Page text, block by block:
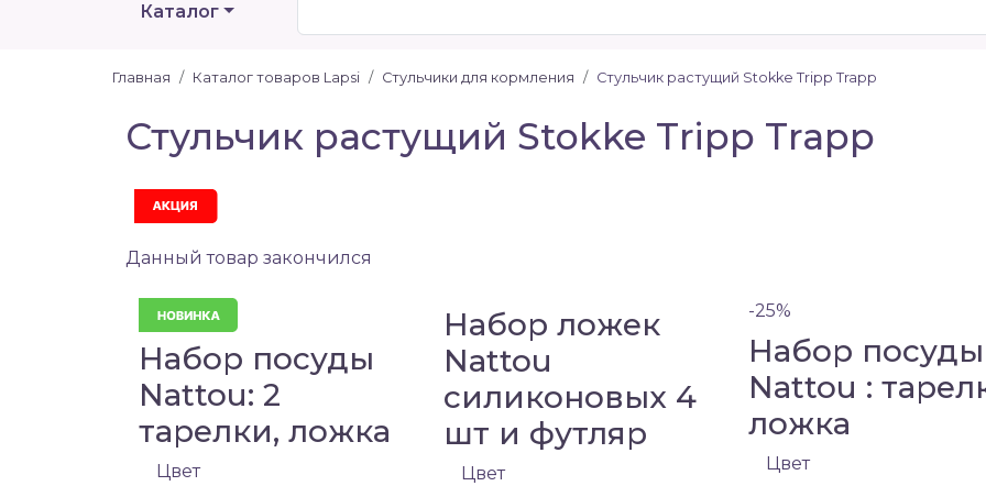
Каталог
Главная Каталог товаров Lapsi Стульчики для кормления Стульчик растущий Stokke Tripp Trapp
Стульчик растущий Stokke Tripp Trapp
Данный товар закончился
Набор посуды
Nattou: 2
тарелки, ложка
Цвет
Набор ложек
Nattou
силиконовых 4
шт и футляр
Цвет
-25%
Набор посуды
Nattou :
ложка
Цвет